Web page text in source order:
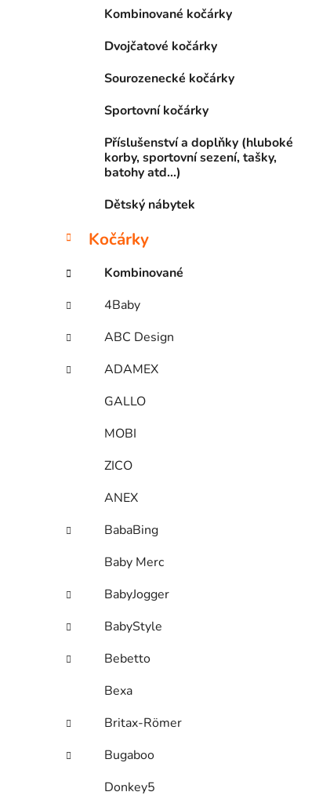
Kombinované kočárky
Dvojčatové kočárky
Sourozenecké kočárky
Sportovní kočárky
Příslušenství a doplňky (hluboké
korby, sportovní sezení, tašky,
batohy atd...)
Dětský nábytek
Kočárky
Kombinované
4Baby
ABC Design
ADAMEX
GALLO
MOBI
ZICO
ANEX
BabaBing
Baby Merc
BabyJogger
BabyStyle
Bebetto
Bexa
Britax-Römer
Bugaboo
Donkey5